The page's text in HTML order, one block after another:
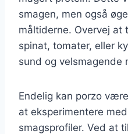
smagen, men også
måltiderne. Overvej at
spinat, tomater, eller
sund og velsmagende
Endelig kan porzo
at eksperimentere
smagsprofiler. Ved at